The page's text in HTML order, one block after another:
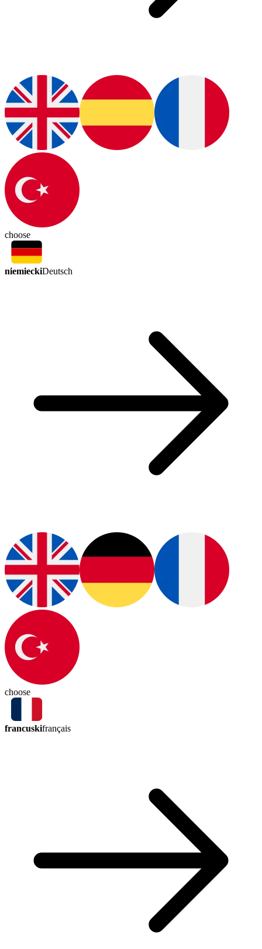
choose
niemieckiDeutsch
choose
francuskifrançais